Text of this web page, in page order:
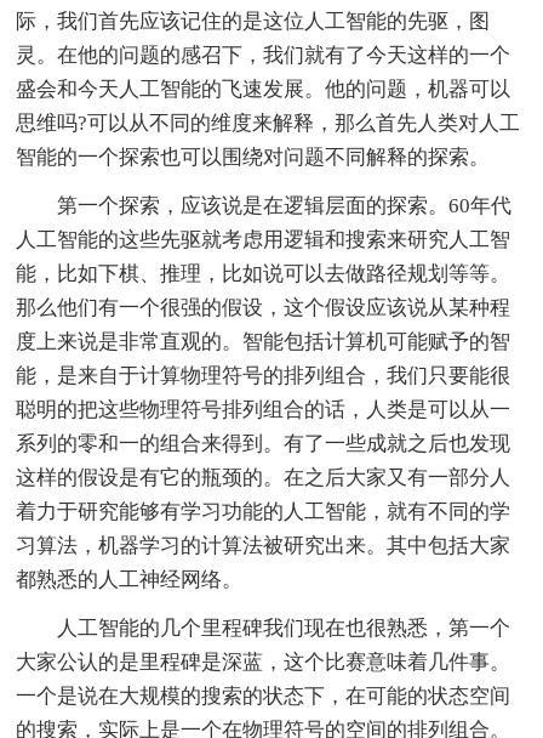
际，我们首先应该记住的是这位人工智能的先驱，图
灵。在他的问题的感召下，我们就有了今天这样的一个
盛会和今天人工智能的飞速发展。他的问题，机器可以
思维吗?可以从不同的维度来解释，那么首先人类对人工
智能的一个探索也可以围绕对问题不同解释的探索。
第一个探索，应该说是在逻辑层面的探索。60年代
人工智能的这些先驱就考虑用逻辑和搜索来研究人工智
能，比如下棋、推理，比如说可以去做路径规划等等。
那么他们有一个很强的假设，这个假设应该说从某种程
度上来说是非常直观的。智能包括计算机可能赋予的智
能，是来自于计算物理符号的排列组合，我们只要能很
聪明的把这些物理符号排列组合的话，人类是可以从一
系列的零和一的组合来得到。有了一些成就之后也发现
这样的假设是有它的瓶颈的。在之后大家又有一部分人
着力于研究能够有学习功能的人工智能，就有不同的学
习算法，机器学习的计算法被研究出来。其中包括大家
都熟悉的人工神经网络。
人工智能的几个里程碑我们现在也很熟悉，第一个
大家公认的是里程碑是深蓝，这个比赛意味着几件事。
一个是说在大规模的搜索的状态下，在可能的状态空间
的搜索，实际上是一个在物理符号的空间的排列组合。